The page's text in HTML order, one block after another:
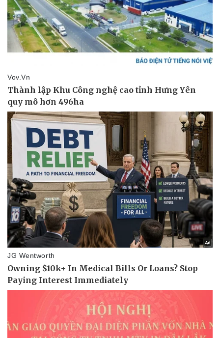
Thể thao
Bóng đá
Lịch thi đấu bóng đá
Thế giới thể thao
eSports
Hậu trường
Ô tô - Xe máy
Ô tô
Xe máy
Tư vấn